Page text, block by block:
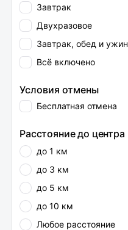
Завтрак
Двухразовое
Завтрак, обед и ужин
Всё включено
Условия отмены
Бесплатная отмена
Расстояние до центра
до 1 км
до 3 км
до 5 км
до 10 км
Любое расстояние